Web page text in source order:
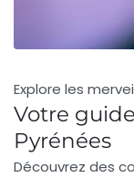
Explore les
Votre
Pyrénées
Découvrez des